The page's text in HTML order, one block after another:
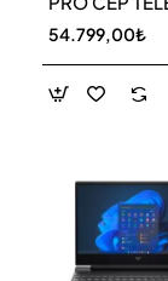
256 GB
54.799,00₺